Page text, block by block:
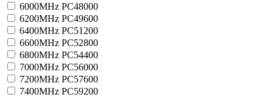
6000MHz PC48000
6200MHz PC49600
6400MHz PC51200
6600MHz PC52800
6800MHz PC54400
7000MHz PC56000
7200MHz PC57600
7400MHz PC59200